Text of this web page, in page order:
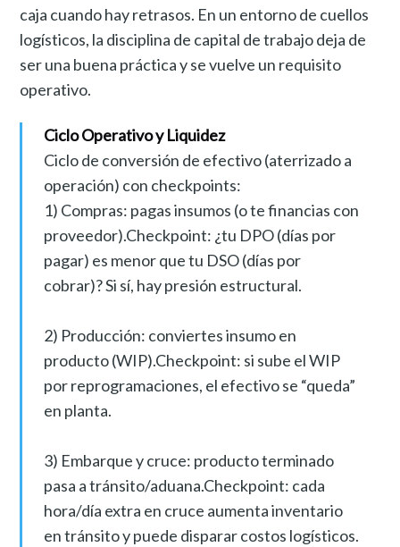
caja cuando hay retrasos. En un entorno de cuellos
logísticos, la disciplina de capital de trabajo deja de
ser una buena práctica y se vuelve un requisito
operativo.
Ciclo Operativo y Liquidez
Ciclo de conversión de efectivo (aterrizado a
operación) con checkpoints:
1) Compras: pagas insumos (o te financias con
proveedor).Checkpoint: ¿tu DPO (días por
pagar) es menor que tu DSO (días por
cobrar)? Si sí, hay presión estructural.
2) Producción: conviertes insumo en
producto (WIP).Checkpoint: si sube el WIP
por reprogramaciones, el efectivo se “queda”
en planta.
3) Embarque y cruce: producto terminado
pasa a tránsito/aduana.Checkpoint: cada
hora/día extra en cruce aumenta inventario
en tránsito y puede disparar costos logísticos.